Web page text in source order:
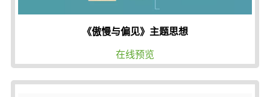
《傲慢与偏见》主题思想
在线预览